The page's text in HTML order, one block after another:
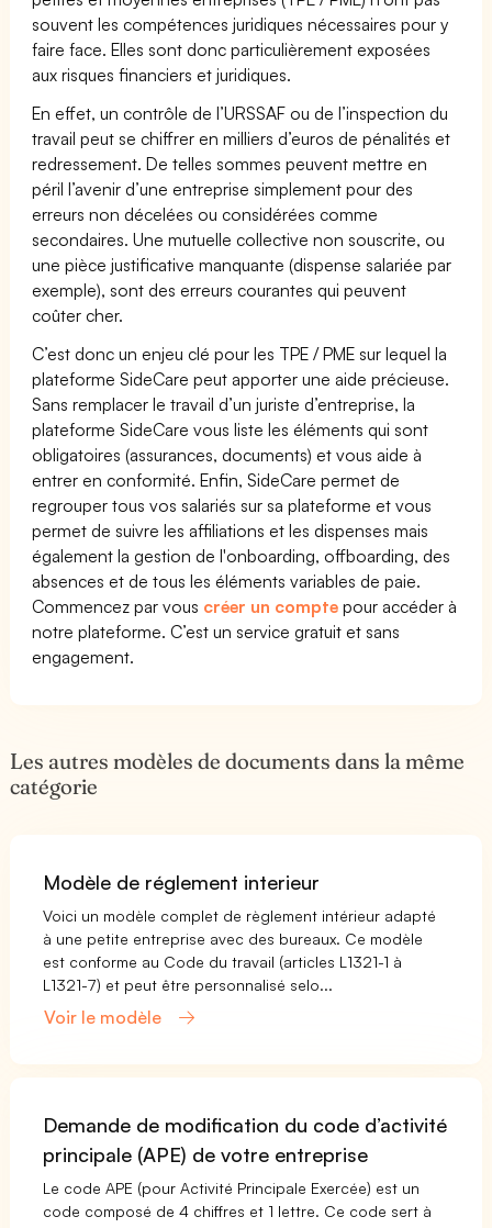
souvent les compétences juridiques nécessaires pour y
faire face. Elles sont donc particulièrement exposées
aux risques financiers et juridiques.
En effet, un contrôle de l’URSSAF ou de l’inspection du
travail peut se chiffrer en milliers d’euros de pénalités et
redressement. De telles sommes peuvent mettre en
péril l’avenir d’une entreprise simplement pour des
erreurs non décelées ou considérées comme
secondaires. Une mutuelle collective non souscrite, ou
une pièce justificative manquante (dispense salariée par
exemple), sont des erreurs courantes qui peuvent
coûter cher.
C’est donc un enjeu clé pour les TPE / PME sur lequel la
plateforme SideCare peut apporter une aide précieuse.
Sans remplacer le travail d’un juriste d’entreprise, la
plateforme SideCare vous liste les éléments qui sont
obligatoires (assurances, documents) et vous aide à
entrer en conformité. Enfin, SideCare permet de
regrouper tous vos salariés sur sa plateforme et vous
permet de suivre les affiliations et les dispenses mais
également la gestion de l'onboarding, offboarding, des
absences et de tous les éléments variables de paie.
Commencez par vous créer un compte pour accéder à
notre plateforme. C’est un service gratuit et sans
engagement.
Les autres modèles de documents dans la même
catégorie
Modèle de réglement interieur
Voici un modèle complet de règlement intérieur adapté
à une petite entreprise avec des bureaux. Ce modèle
est conforme au Code du travail (articles L1321-1 à
L1321-7) et peut être personnalisé selo...
Voir le modèle
Demande de modification du code d’activité
principale (APE) de votre entreprise
Le code APE (pour Activité Principale Exercée) est un
code composé de 4 chiffres et 1 lettre. Ce code sert à